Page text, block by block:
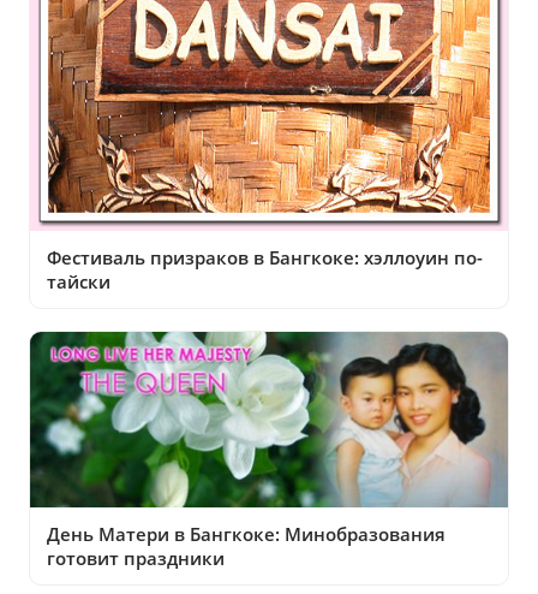
Фестиваль призраков в Бангкоке: хэллоуин по-
тайски
День Матери в Бангкоке: Минобразования
готовит праздники